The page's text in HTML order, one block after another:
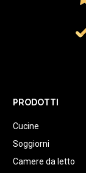
PRODOTTI
Cucine
Soggiorni
Camere da letto